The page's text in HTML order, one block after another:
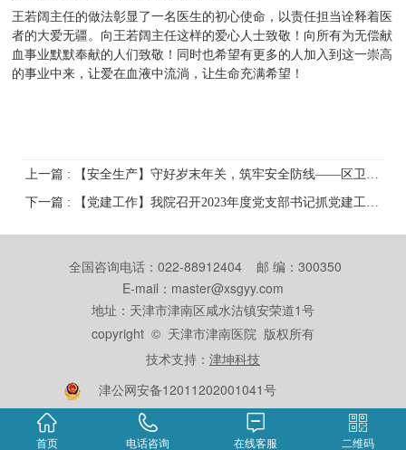
王若阔主任的做法彰显了一名医生的初心使命，以责任担当诠释着医
者的大爱无疆。向王若阔主任这样的爱心人士致敬！向所有为无偿献
血事业默默奉献的人们致敬！同时也希望有更多的人加入到这一崇高
的事业中来，让爱在血液中流淌，让生命充满希望！
上一篇 : 【安全生产】守好岁末年关，筑牢安全防线——区卫健委领导来我院开展安全生产督导检查工作
下一篇 : 【党建工作】我院召开2023年度党支部书记抓党建工作述职评议会
全国咨询电话：022-88912404 邮 编：300350
E-mail：master@xsgyy.com
地址：天津市津南区咸水沽镇安荣道1号
copyright © 天津市津南医院 版权所有
技术支持： 津坤科技
津公网安备12011202001041号
首页 电话咨询 在线客服 二维码